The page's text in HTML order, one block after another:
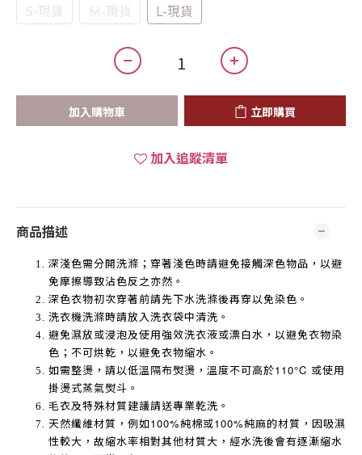
S-現貨 Ｍ-現貨 L-現貨
加入購物車 立即購買
加入追蹤清單
商品描述
深淺色需分開洗滌；穿著淺色時請避免接觸深色物品，以避
免摩擦導致沾色反之亦然。
深色衣物初次穿著前請先下水洗滌後再穿以免染色。
洗衣機洗滌時請放入洗衣袋中清洗。
避免濕放或浸泡及使用強效洗衣液或漂白水，以避免衣物染
色；不可烘乾，以避免衣物縮水。
如需整燙，請以低溫隔布熨燙，溫度不可高於110°C 或使用
掛燙式蒸氣熨斗。
毛衣及特殊材質建議請送專業乾洗。
天然纖維材質，例如100%純棉或100%純麻的材質，因吸濕
性較大，故縮水率相對其他材質大，經水洗後會有逐漸縮水